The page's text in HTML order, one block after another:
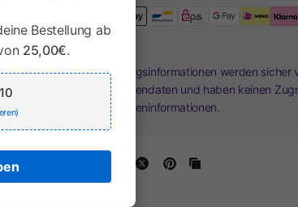
Ihr Zahlungsinformationen werden sicher
Kreditkartendaten und haben keinen
Kreditkarteninformationen.
Bestellung ab
25,00€.